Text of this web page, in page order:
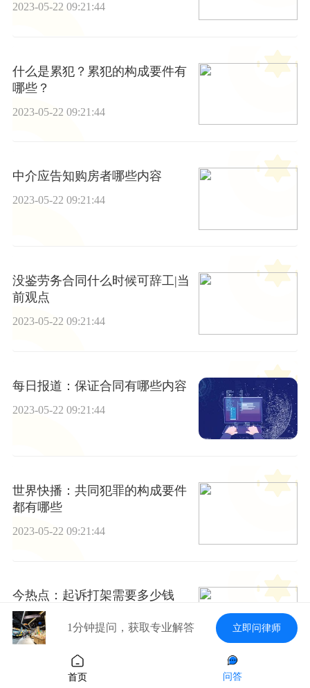
2023-05-22 09:21:44
什么是累犯？累犯的构成要件有
哪些？
2023-05-22 09:21:44
中介应告知购房者哪些内容
2023-05-22 09:21:44
没鉴劳务合同什么时候可辞工|当
前观点
2023-05-22 09:21:44
每日报道：保证合同有哪些内容
2023-05-22 09:21:44
世界快播：共同犯罪的构成要件
都有哪些
2023-05-22 09:21:44
今热点：起诉打架需要多少钱
2023-05-22 09:21:44
1分钟提问，获取专业解答 立即问律师
首页 问答